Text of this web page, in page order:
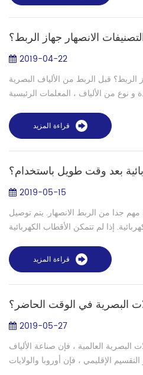
الانصهار جهاز الربط؟
2019-04-22
الربط؟ قبل الربط من الألياف البصرية
و نوع من الألياف ، المعلمات الرئيسية
قراءة المزيد
2019-05-15
جدا من الربط الانصهار. يتم توصيل
إذا لم تتمكن الأقطاب الكهربائية
قراءة المزيد
2019-05-27
البصرية العالمية ، فإن صناعة الألياف
الإقليمي ، فإن أوروبا والولايات